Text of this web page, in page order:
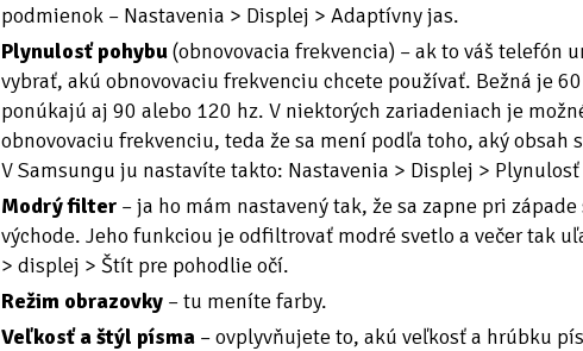
podmienok – Nastavenia > Displej > Adaptívny jas.
Plynulosť pohybu(obnovovacia frekvencia) – ak to váš telefón
vybrať, akú obnovovaciu frekvenciu chcete používať. Bežná je
ponúkajú aj 90 alebo 120 hz. V niektorých zariadeniach je
obnovovaciu frekvenciu, teda že sa mení podľa toho, aký obsah
V Samsungu ju nastavíte takto: Nastavenia > Displej >
Modrý filter – ja ho mám nastavený tak, že sa zapne pri
východe. Jeho funkciou je odfiltrovať modré svetlo a večer tak
> displej > Štít pre pohodlie očí.
Režim obrazovky – tu meníte farby.
Veľkosť a štýl písma – ovplyvňujete to, akú veľkosť a hrúbku